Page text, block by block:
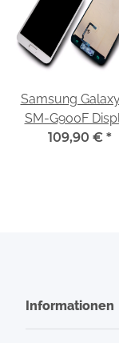
Samsung
SM-G900F
weiß/white
109,90 € *
Informationen